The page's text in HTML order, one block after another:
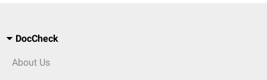
DocCheck
About Us